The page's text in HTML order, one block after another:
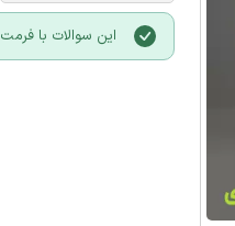
این سوالات با فرمت PDF بوده و قابلیت پرینت دارند.